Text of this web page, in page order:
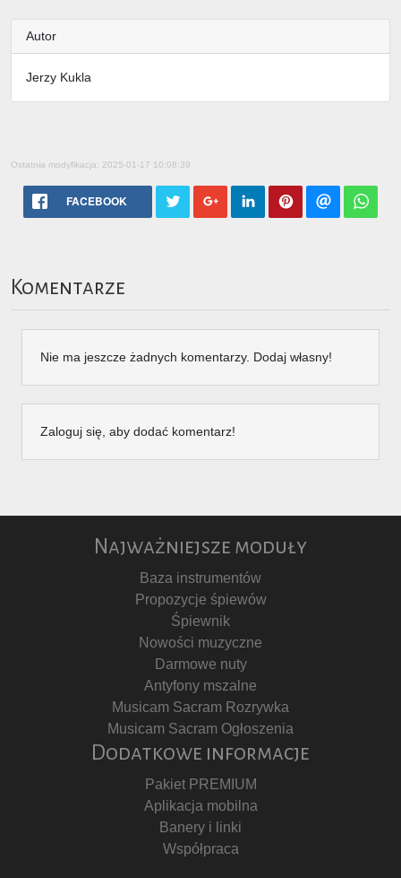
Autor
Jerzy Kukla
Ostatnia modyfikacja: 2025-01-17 10:08:39
FACEBOOK
Komentarze
Nie ma jeszcze żadnych komentarzy. Dodaj własny!
Zaloguj się, aby dodać komentarz!
Najważniejsze moduły
Baza instrumentów
Propozycje śpiewów
Śpiewnik
Nowości muzyczne
Darmowe nuty
Antyfony mszalne
Musicam Sacram Rozrywka
Musicam Sacram Ogłoszenia
Dodatkowe informacje
Pakiet PREMIUM
Aplikacja mobilna
Banery i linki
Współpraca